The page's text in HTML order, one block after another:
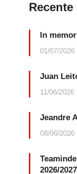
In
01/07/2026
Juan
11/06/2026
Jeandre
08/06/2026
2026/2027